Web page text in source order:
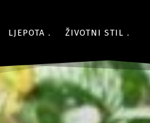
LJEPOTA ŽIVOTNI STIL